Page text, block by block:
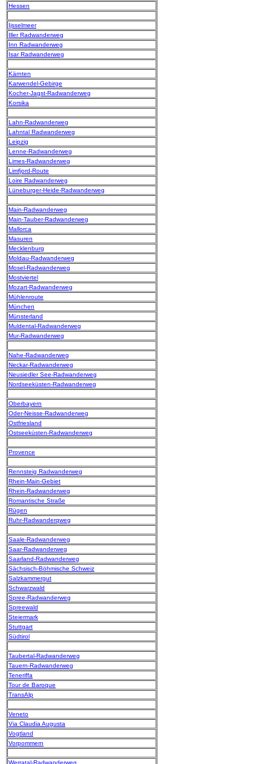
Hessen
Ijsselmeer
Iller Radwanderweg
Inn Radwanderweg
Isar Radwanderweg
Kärnten
Karwendel-Gebirge
Kocher-Jagst-Radwanderweg
Korsika
Lahn-Radwanderweg
Lahntal Radwanderweg
Leipzig
Lenne-Radwanderweg
Limes-Radwanderweg
Limfjord-Route
Loire Radwanderweg
Lüneburger-Heide-Radwanderweg
Main-Radwanderweg
Main-Tauber-Radwanderweg
Mallorca
Masuren
Mecklenburg
Moldau-Radwanderweg
Mosel-Radwanderweg
Mostviertel
Mozart-Radwanderweg
Mühlenroute
München
Münsterland
Muldental-Radwanderweg
Mur-Radwanderweg
Nahe-Radwanderweg
Neckar-Radwanderweg
Neusiedler See-Radwanderweg
Nordseeküsten-Radwanderweg
Oberbayern
Oder-Neisse-Radwanderweg
Ostfriesland
Ostseeküsten-Radwanderweg
Provence
Rennsteig Radwanderweg
Rhein-Main-Gebiet
Rhein-Radwanderweg
Romantische Straße
Rügen
Ruhr-Radwanderqweg
Saale-Radwanderweg
Saar-Radwanderweg
Saarland-Radwanderweg
Sächsisch-Böhmische Schweiz
Salzkammergut
Schwarzwald
Spree-Radwanderweg
Spreewald
Steiermark
Stuttgart
Südtirol
Taubertal-Radwanderweg
Tauern-Radwanderweg
Teneriffa
Tour de Baroque
TransAlp
Veneto
Via Claudia Augusta
Vogtland
Vorpommern
Werratal-Radwanderweg